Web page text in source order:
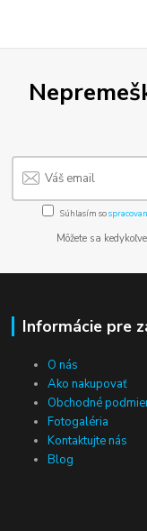
Súhlasím so
Môžete sa
Informácie pre
O nás
Ako nakupovať
Obchodné
Fotogaléria
Kontaktujte nás
Blog